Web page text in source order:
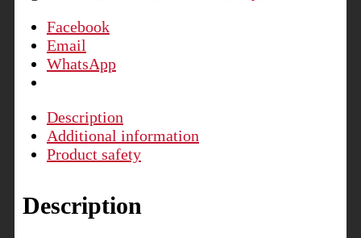
Wien
quantityFacebook
Email
WhatsApp
Description
Additional information
Product safety
Description